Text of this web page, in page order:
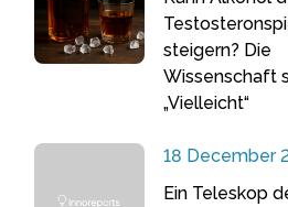
steigern? Die
Wissenschaft
„Vielleicht“
18 December
Ein Teleskop